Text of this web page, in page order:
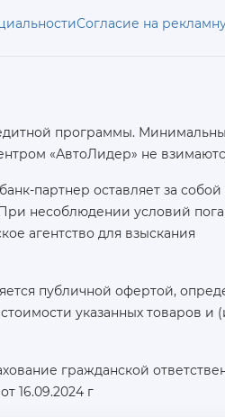
Согласие на
программы.
«АвтоЛидер» не
партнер оставляет за
несоблюдении условий
агентство для взыскания
публичной офертой,
указанных товаров и
гражданской
16.09.2024 г